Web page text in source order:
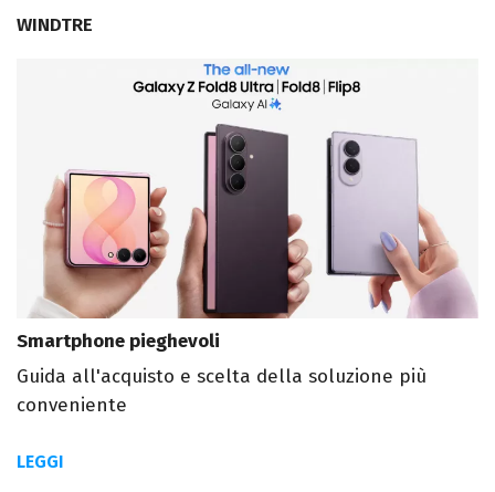
WINDTRE
Smartphone pieghevoli
Guida all'acquisto e scelta della soluzione più
conveniente
LEGGI